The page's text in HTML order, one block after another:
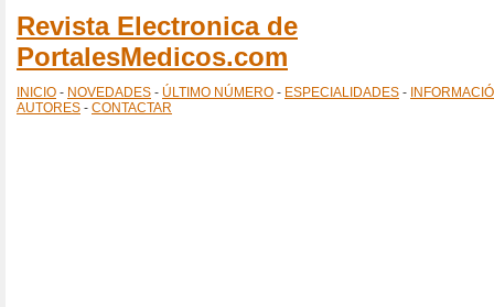
Revista Electronica de
PortalesMedicos.com
INICIO - NOVEDADES - ÚLTIMO NÚMERO - ESPECIALIDADES -
AUTORES - CONTACTAR